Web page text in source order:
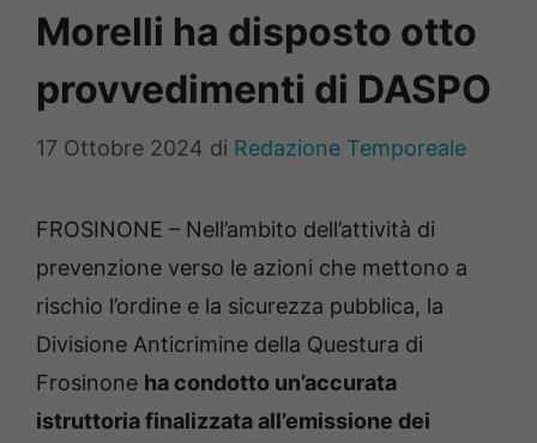
Morelli ha disposto otto
provvedimenti di DASPO
17 Ottobre 2024 di Redazione Temporeale
FROSINONE – Nell’ambito dell’attività di
prevenzione verso le azioni che mettono a
rischio l’ordine e la sicurezza pubblica, la
Divisione Anticrimine della Questura di
Frosinone ha condotto un’accurata
istruttoria finalizzata all’emissione dei